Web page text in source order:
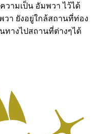
วามเป็น อัมพวา ไว้ได้
วา ยังอยู่ใกล้สถานที่ท่อง
ทางไปสถานที่ต่างๆได้